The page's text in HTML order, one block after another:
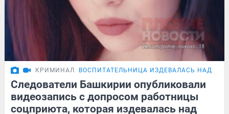
КРИМИНАЛ ВОСПИТАТЕЛЬНИЦА ИЗДЕВАЛАСЬ НАД
Следователи Башкирии опубликовали
видеозапись с допросом работницы
соцприюта, которая издевалась над